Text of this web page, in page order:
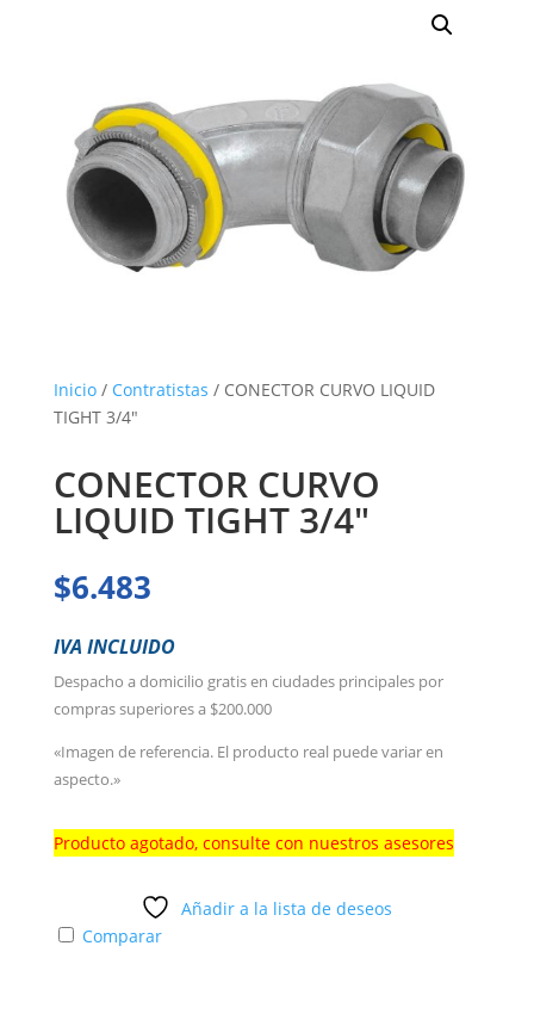
Inicio/ Contratistas / CONECTOR CURVO LIQUID
TIGHT 3/4″
CONECTOR CURVO
LIQUID TIGHT 3/4″
$6.483
IVA INCLUIDO
Despacho a domicilio gratis en ciudades principales por
compras superiores a $200.000
«Imagen de referencia. El producto real puede variar en
aspecto.»
Producto agotado, consulte con nuestros asesores
Añadir a la lista de deseos
Comparar